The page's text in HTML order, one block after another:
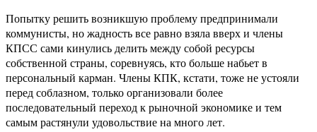
Попытку решить возникшую проблему предпринимали
коммунисты, но жадность все равно взяла вверх и члены
КПСС сами кинулись делить между собой ресурсы
собственной страны, соревнуясь, кто больше набьет в
персональный карман. Члены КПК, кстати, тоже не устояли
перед соблазном, только организовали более
последовательный переход к рыночной экономике и тем
самым растянули удовольствие на много лет.